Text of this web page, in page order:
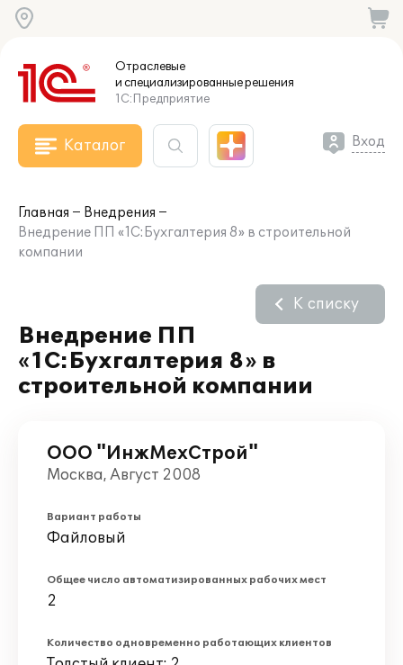
Отраслевые
и специализированныерешения
1С:Предприятие
Каталог Вход
Главная
Внедрения
Внедрение ПП «1С:Бухгалтерия 8» в строительной
компании
Внедрение ПП
«1С:Бухгалтерия 8» в
строительной компании
К списку
ООО "ИнжМехСтрой"
Москва, Август 2008
Вариант работы
Файловый
Общее число автоматизированных рабочих мест
2
Количество одновременно работающих клиентов